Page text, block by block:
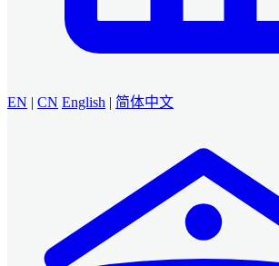
EN | CN English | 简体中文